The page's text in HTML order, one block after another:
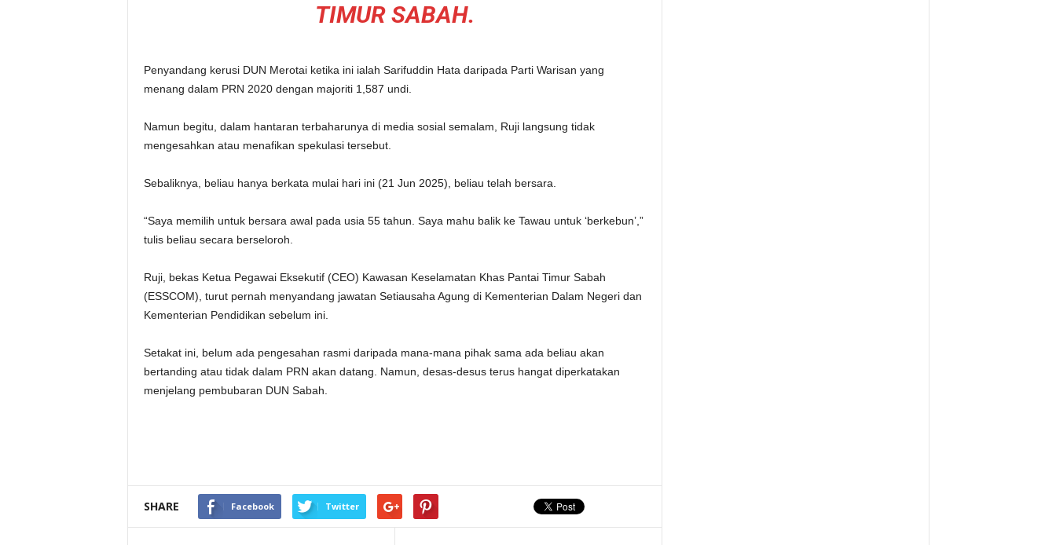
TIMUR SABAH.
Penyandang kerusi DUN Merotai ketika ini ialah Sarifuddin Hata daripada Parti Warisan yang
menang dalam PRN 2020 dengan majoriti 1,587 undi.
Namun begitu, dalam hantaran terbaharunya di media sosial semalam, Ruji langsung tidak
mengesahkan atau menafikan spekulasi tersebut.
Sebaliknya, beliau hanya berkata mulai hari ini (21 Jun 2025), beliau telah bersara.
“Saya memilih untuk bersara awal pada usia 55 tahun. Saya mahu balik ke Tawau untuk ‘berkebun’,”
tulis beliau secara berseloroh.
Ruji, bekas Ketua Pegawai Eksekutif (CEO) Kawasan Keselamatan Khas Pantai Timur Sabah
(ESSCOM), turut pernah menyandang jawatan Setiausaha Agung di Kementerian Dalam Negeri dan
Kementerian Pendidikan sebelum ini.
Setakat ini, belum ada pengesahan rasmi daripada mana-mana pihak sama ada beliau akan
bertanding atau tidak dalam PRN akan datang. Namun, desas-desus terus hangat diperkatakan
menjelang pembubaran DUN Sabah.
SHARE Facebook Twitter